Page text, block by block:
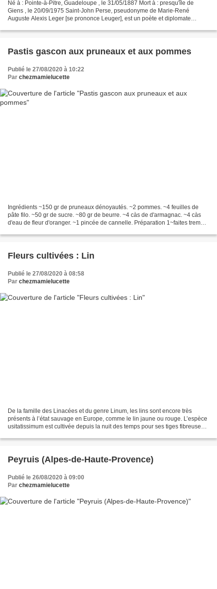
Né à : Pointe-à-Pitre, Guadeloupe , le 31/05/1887 Mort à : presqu'île de
Giens , le 20/09/1975 Saint-John Perse, pseudonyme de Marie-René
Auguste Alexis Leger [se prononce Leuger], est un poète et diplomate
Pastis gascon aux pruneaux et aux pommes
Publié le 27/08/2020 à 10:22
Par chezmamielucette
Ingrédients ~150 gr de pruneaux dénoyautés. ~2 pommes. ~4 feuilles de
pâte filo. ~50 gr de sucre. ~80 gr de beurre. ~4 càs de d'armagnac. ~4 càs
d'eau de fleur d'oranger. ~1 pincée de cannelle. Préparation 1~faites tremper
Fleurs cultivées : Lin
Publié le 27/08/2020 à 08:58
Par chezmamielucette
De la famille des Linacées et du genre Linum, les lins sont encore très
présents à l’état sauvage en Europe, comme le lin jaune ou rouge. L’espèce
usitatissimum est cultivée depuis la nuit des temps pour ses tiges fibreuses
Peyruis (Alpes-de-Haute-Provence)
Publié le 26/08/2020 à 09:00
Par chezmamielucette